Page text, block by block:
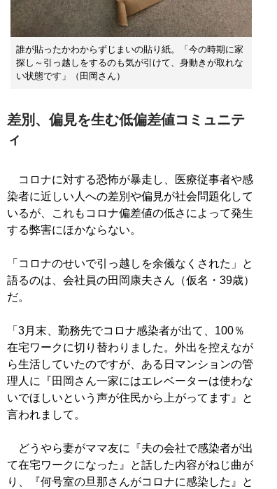
誰が貼ったかわからずじまいの貼り紙。「今の時期に家
探し～引っ越しをするのも気が引けて、身動きが取れな
い状態です」（田岡さん）
差別、偏見を生む低偏差値コミュニテ
ィ
コロナに対する恐怖が暴走し、医療従事者や感
染者に近しい人への差別や偏見が社会問題化して
いるが、これもコロナ偏差値の低さによって発生
する弊害にほかならない。
「コロナのせいで引っ越しを余儀なくされた」と
語るのは、会社員の田岡康夫さん（仮名・39歳）
だ。
「3月末、勤務先でコロナ感染者が出て、100％
在宅ワークに切り替わりました。外出を控えなが
ら生活していたのですが、ある日マンションの管
理人に『田岡さん一家にはエレベーターは使わな
いでほしいという声が住民から上がってます』と
言われまして。
どうやら妻がママ友に『夫の会社で感染者が出
て在宅ワークになった』と話した内容がねじ曲が
り、『何号室の旦那さんがコロナに感染した』と